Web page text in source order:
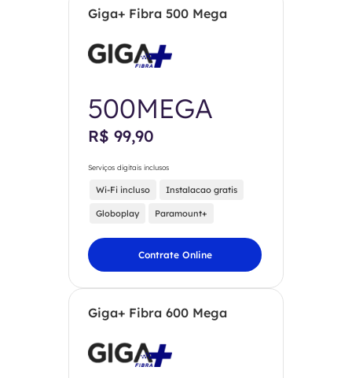
Giga+ Fibra 500 Mega
500MEGA
R$ 99,90
Serviços digitais inclusos
Wi-Fi incluso Instalacao gratis
Globoplay Paramount+
Contrate Online
Giga+ Fibra 600 Mega